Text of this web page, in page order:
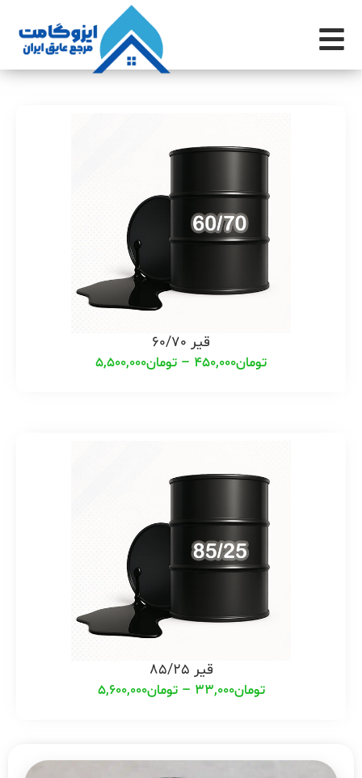
قیر 60/70
تومان450,000
– تومان5,500,000
قیر 85/25
تومان33,000
– تومان5,600,000